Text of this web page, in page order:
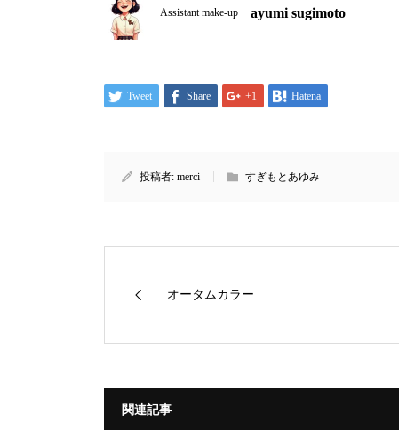
Assistant make-up ayumi sugimoto
Tweet Share +1 Hatena
投稿者: merci すぎもとあゆみ
オータムカラー
関連記事